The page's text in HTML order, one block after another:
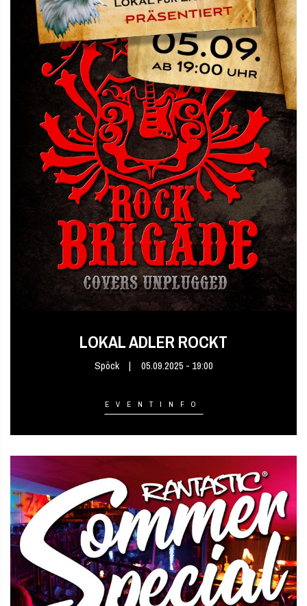
LOKAL ADLER ROCKT
Spöck 05.09.2025 - 19:00
EVENTINFO